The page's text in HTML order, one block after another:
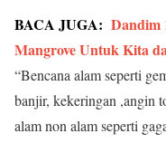
BACA JUGA: Dandim
Mangrove Untuk Kita
“Bencana alam seperti
banjir, kekeringan ,angin
alam non alam seperti